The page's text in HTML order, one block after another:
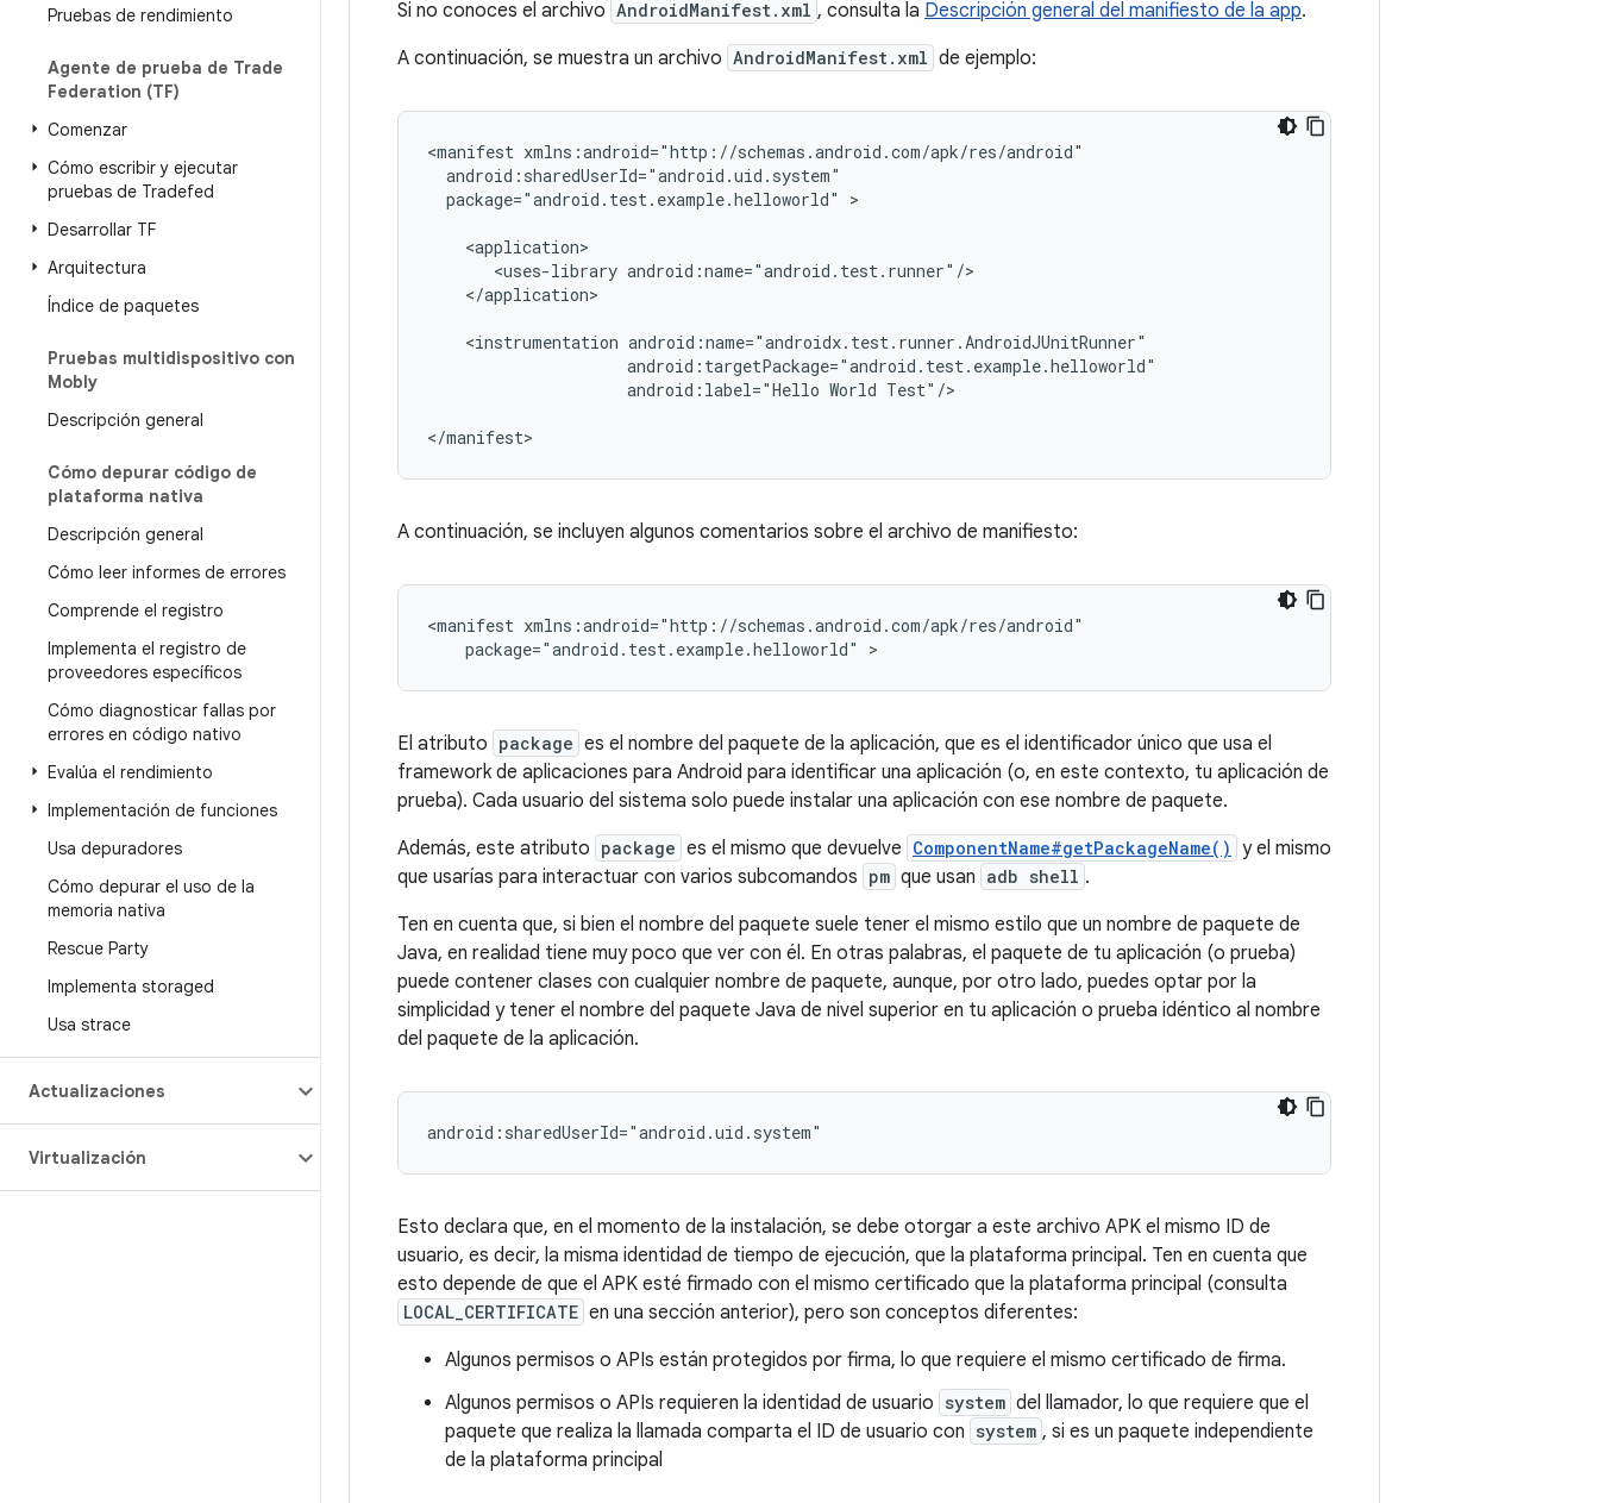
Pruebas de rendimiento
Agente de prueba de Trade
Federation (TF)
Comenzar
Cómo escribir y ejecutar
pruebas de Tradefed
Desarrollar TF
Arquitectura
Índice de paquetes
Pruebas multidispositivo con
Mobly
Descripción general
Cómo depurar código de
plataforma nativa
Descripción general
Cómo leer informes de errores
Comprende el registro
Implementa el registro de
proveedores específicos
Cómo diagnosticar fallas por
errores en código nativo
Evalúa el rendimiento
Implementación de funciones
Usa depuradores
Cómo depurar el uso de la
memoria nativa
Rescue Party
Implementa storaged
Usa strace
Actualizaciones
Virtualización
Si no conoces el archivo AndroidManifest.xml , consulta la Descripción general del manifiesto de la app.
A continuación, se muestra un archivo AndroidManifest.xml de ejemplo:
<manifest
package="android.test.example.helloworld"
>
<uses-library
</application>
<instrumentation
android:label="Hello World Test"/>
A continuación, se incluyen algunos comentarios sobre el archivo de manifiesto:
<manifest
package="android.test.example.helloworld"
El atributo package es el nombre del paquete de la aplicación, que es el identificador único que usa el
framework de aplicaciones para Android para identificar una aplicación (o, en este contexto, tu aplicación de
prueba). Cada usuario del sistema solo puede instalar una aplicación con ese nombre de paquete.
Además, este atributo package es el mismo que devuelve ComponentName#getPackageName() y el mismo
que usarías para interactuar con varios subcomandos pm que usan adb shell .
Ten en cuenta que, si bien el nombre del paquete suele tener el mismo estilo que un nombre de paquete de
Java, en realidad tiene muy poco que ver con él. En otras palabras, el paquete de tu aplicación (o prueba)
puede contener clases con cualquier nombre de paquete, aunque, por otro lado, puedes optar por la
simplicidad y tener el nombre del paquete Java de nivel superior en tu aplicación o prueba idéntico al nombre
del paquete de la aplicación.
Esto declara que, en el momento de la instalación, se debe otorgar a este archivo APK el mismo ID de
usuario, es decir, la misma identidad de tiempo de ejecución, que la plataforma principal. Ten en cuenta que
esto depende de que el APK esté firmado con el mismo certificado que la plataforma principal (consulta
LOCAL_CERTIFICATE en una sección anterior), pero son conceptos diferentes:
Algunos permisos o APIs están protegidos por firma, lo que requiere el mismo certificado de firma.
Algunos permisos o APIs requieren la identidad de usuario system del llamador, lo que requiere que el
paquete que realiza la llamada comparta el ID de usuario con system , si es un paquete independiente
de la plataforma principal